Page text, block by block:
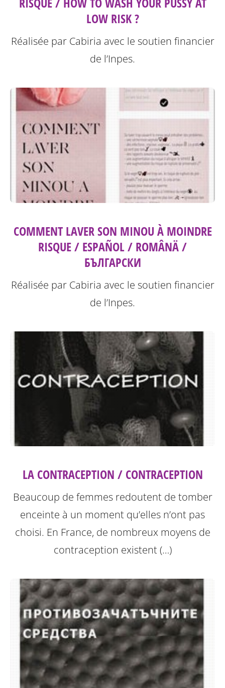
LOW RISK ?
Réalisée par Cabiria avec le soutien financier
de l’Inpes.
COMMENT LAVER SON MINOU À MOINDRE
RISQUE / ESPAÑOL / ROMÂNÄ /
БЪЛГАРСКИ
Réalisée par Cabiria avec le soutien financier
de l’Inpes.
LA CONTRACEPTION / CONTRACEPTION
Beaucoup de femmes redoutent de tomber
enceinte à un moment qu’elles n’ont pas
choisi. En France, de nombreux moyens de
contraception existent (…)